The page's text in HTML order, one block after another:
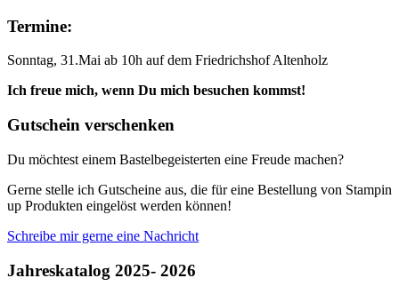
Termine:
Sonntag, 31.Mai ab 10h auf dem Friedrichshof Altenholz
Ich freue mich, wenn Du mich besuchen kommst!
Gutschein verschenken
Du möchtest einem Bastelbegeisterten eine Freude machen?
Gerne stelle ich Gutscheine aus, die für eine Bestellung von Stampin
up Produkten eingelöst werden können!
Schreibe mir gerne eine Nachricht
Jahreskatalog 2025- 2026